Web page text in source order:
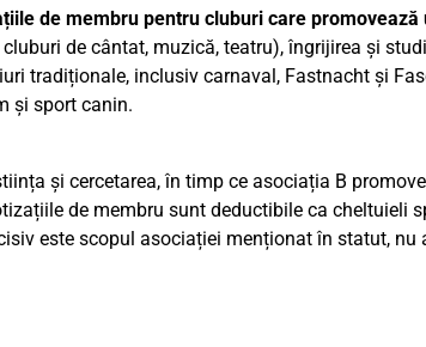
de membru pentru cluburi care
de cântat, muzică, teatru), îngrijirea și
tradiționale, inclusiv carnaval, Fastnacht și
și sport canin.
și cercetarea, în timp ce asociația B
de membru sunt deductibile ca cheltuieli
este scopul asociației menționat în statut, nu